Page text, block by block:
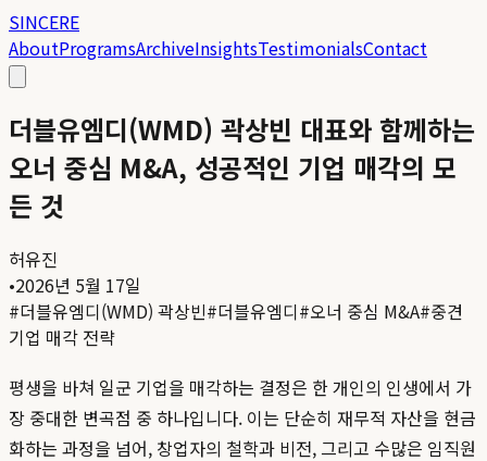
SINCERE
AboutProgramsArchiveInsightsTestimonialsContact
더블유엠디(WMD) 곽상빈 대표와 함께하는
오너 중심 M&A, 성공적인 기업 매각의 모
든 것
허유진
•2026년 5월 17일
#더블유엠디(WMD) 곽상빈#더블유엠디#오너 중심 M&A#중견
기업 매각 전략
평생을 바쳐 일군 기업을 매각하는 결정은 한 개인의 인생에서 가
장 중대한 변곡점 중 하나입니다. 이는 단순히 재무적 자산을 현금
화하는 과정을 넘어, 창업자의 철학과 비전, 그리고 수많은 임직원